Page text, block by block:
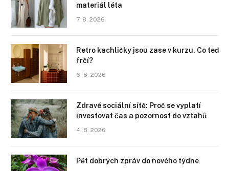
materiál léta
7. 8. 2026
Retro kachličky jsou zase v kurzu. Co teď
frčí?
6. 8. 2026
Zdravé sociální sítě: Proč se vyplatí
investovat čas a pozornost do vztahů
4. 8. 2026
Pět dobrých zpráv do nového týdne